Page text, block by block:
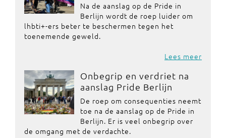
Na de aanslag op de Pride in
Berlijn wordt de roep luider om
lhbti+-ers beter te beschermen tegen het
toenemende geweld.
Lees meer
Onbegrip en verdriet na
aanslag Pride Berlijn
De roep om consequenties neemt
toe na de aanslag op de Pride in
Berlijn. Er is veel onbegrip over
de omgang met de verdachte.